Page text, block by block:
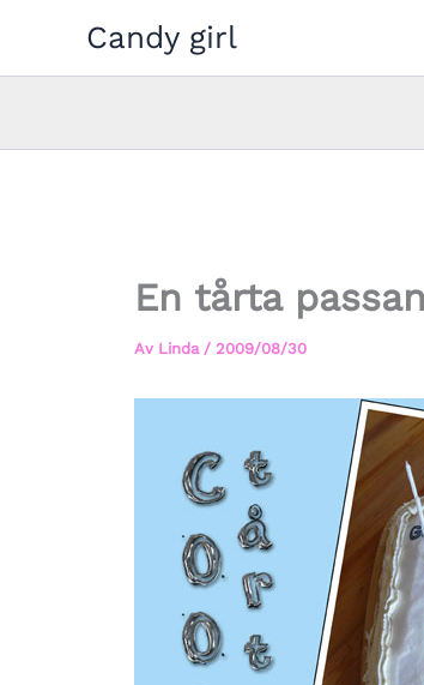
innehåll
Candy girl
En tårta
Av Linda / 2009/08/30